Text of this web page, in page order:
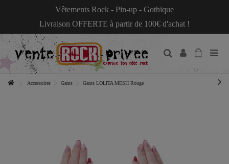
Vêtements Rock - Pin-up - Gothique
Livraison OFFERTE à partir de 100€ d'achat !
Accessoires Gants Gants LOLITA MESH Rouge